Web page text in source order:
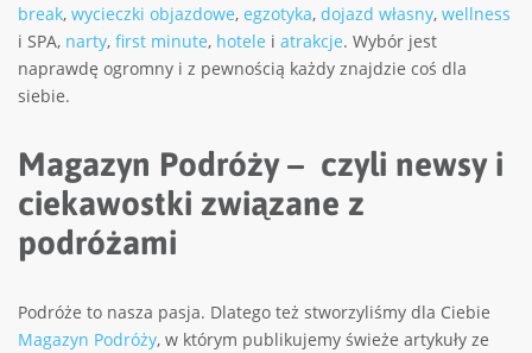
break, wycieczki objazdowe, egzotyka, dojazd własny, wellness
i SPA, narty, first minute, hotele i atrakcje. Wybór jest
naprawdę ogromny i z pewnością każdy znajdzie coś dla
siebie.
Magazyn Podróży – czyli newsy i
ciekawostki związane z
podróżami
Podróże to nasza pasja. Dlatego też stworzyliśmy dla Ciebie
Magazyn Podróży, w którym publikujemy świeże artykuły ze